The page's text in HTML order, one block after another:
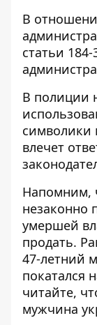
В
статьи
В полиции
символики
влечет
Напомним,
незаконно
умершей
продать.
47-летний
покатался
читайте,
мужчина